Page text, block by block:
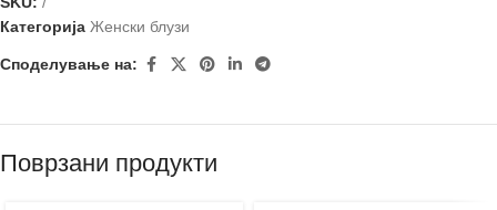
Категорија Женски блузи
Споделување на:
Поврзани продукти